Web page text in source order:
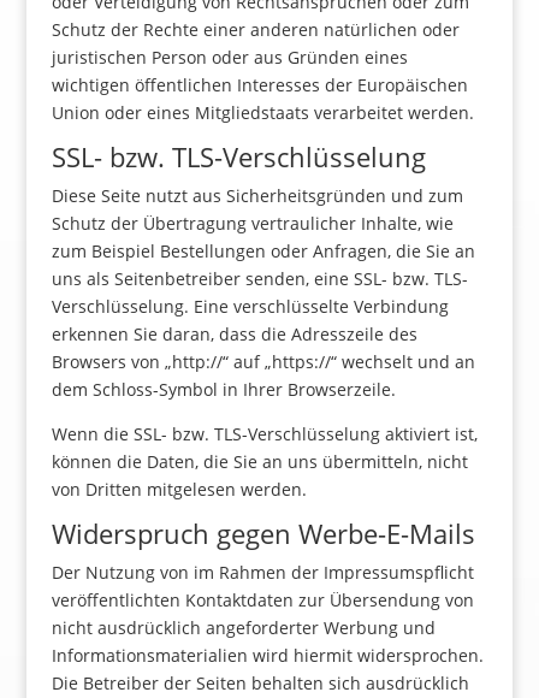
Schutz der Rechte einer anderen natürlichen oder
juristischen Person oder aus Gründen eines
wichtigen öffentlichen Interesses der Europäischen
Union oder eines Mitgliedstaats verarbeitet werden.
SSL- bzw. TLS-Verschlüsselung
Diese Seite nutzt aus Sicherheitsgründen und zum
Schutz der Übertragung vertraulicher Inhalte, wie
zum Beispiel Bestellungen oder Anfragen, die Sie an
uns als Seitenbetreiber senden, eine SSL- bzw. TLS-
Verschlüsselung. Eine verschlüsselte Verbindung
erkennen Sie daran, dass die Adresszeile des
Browsers von „http://“ auf „https://“ wechselt und an
dem Schloss-Symbol in Ihrer Browserzeile.
Wenn die SSL- bzw. TLS-Verschlüsselung aktiviert ist,
können die Daten, die Sie an uns übermitteln, nicht
von Dritten mitgelesen werden.
Widerspruch gegen Werbe-E-Mails
Der Nutzung von im Rahmen der Impressumspflicht
veröffentlichten Kontaktdaten zur Übersendung von
nicht ausdrücklich angeforderter Werbung und
Informationsmaterialien wird hiermit widersprochen.
Die Betreiber der Seiten behalten sich ausdrücklich